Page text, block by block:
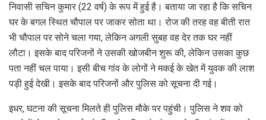
निवासी सचिन कुमार (22 वर्ष) के रूप में हुई है। बताया जा रहा है कि सचिन
घर के बगल स्थित चौपाल पर जाकर सोता था। रोज की तरह वह बीती रात
भी चौपाल पर सोने चला गया, लेकिन अगली सुबह वह देर तक घर नहीं
लौटा। इसके बाद परिजनों ने उसकी खोजबीन शुरू की, लेकिन उसका कुछ
पता नहीं चल पाया। इसी बीच गांव के लोगों ने मकई के खेत में युवक की लाश
पड़ी हुई देखी। इसके बाद परिजनों और पुलिस को सूचना दी गई।
इधर, घटना की सूचना मिलते ही पुलिस मौके पर पहुंची। पुलिस ने शव को